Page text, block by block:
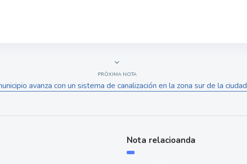
PRÓXIMA NOTA
avanza con un sistema de canalización en la zona sur de la ciudad
Nota relacioanda